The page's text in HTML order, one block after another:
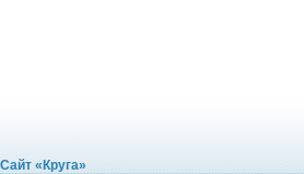
Сайт «Круга»